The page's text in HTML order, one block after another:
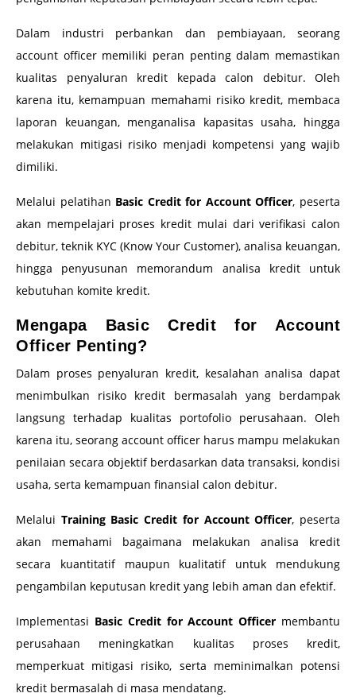
Dalam industri perbankan dan pembiayaan, seorang
account officer memiliki peran penting dalam memastikan
kualitas penyaluran kredit kepada calon debitur. Oleh
karena itu, kemampuan memahami risiko kredit, membaca
laporan keuangan, menganalisa kapasitas usaha, hingga
melakukan mitigasi risiko menjadi kompetensi yang wajib
dimiliki.
Melalui pelatihan Basic Credit for Account Officer, peserta
akan mempelajari proses kredit mulai dari verifikasi calon
debitur, teknik KYC (Know Your Customer), analisa keuangan,
hingga penyusunan memorandum analisa kredit untuk
kebutuhan komite kredit.
Mengapa Basic Credit for Account
Officer Penting?
Dalam proses penyaluran kredit, kesalahan analisa dapat
menimbulkan risiko kredit bermasalah yang berdampak
langsung terhadap kualitas portofolio perusahaan. Oleh
karena itu, seorang account officer harus mampu melakukan
penilaian secara objektif berdasarkan data transaksi, kondisi
usaha, serta kemampuan finansial calon debitur.
Melalui Training Basic Credit for Account Officer, peserta
akan memahami bagaimana melakukan analisa kredit
secara kuantitatif maupun kualitatif untuk mendukung
pengambilan keputusan kredit yang lebih aman dan efektif.
Implementasi Basic Credit for Account Officer membantu
perusahaan meningkatkan kualitas proses kredit,
memperkuat mitigasi risiko, serta meminimalkan potensi
kredit bermasalah di masa mendatang.